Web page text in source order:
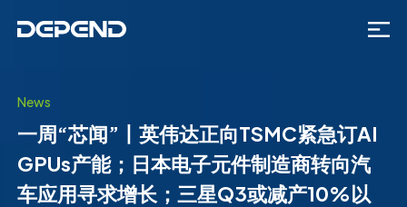
News
一周“芯闻”丨英伟达正向TSMC紧急订AI
GPUs产能；日本电子元件制造商转向汽
车应用寻求增长；三星Q3或减产10%以